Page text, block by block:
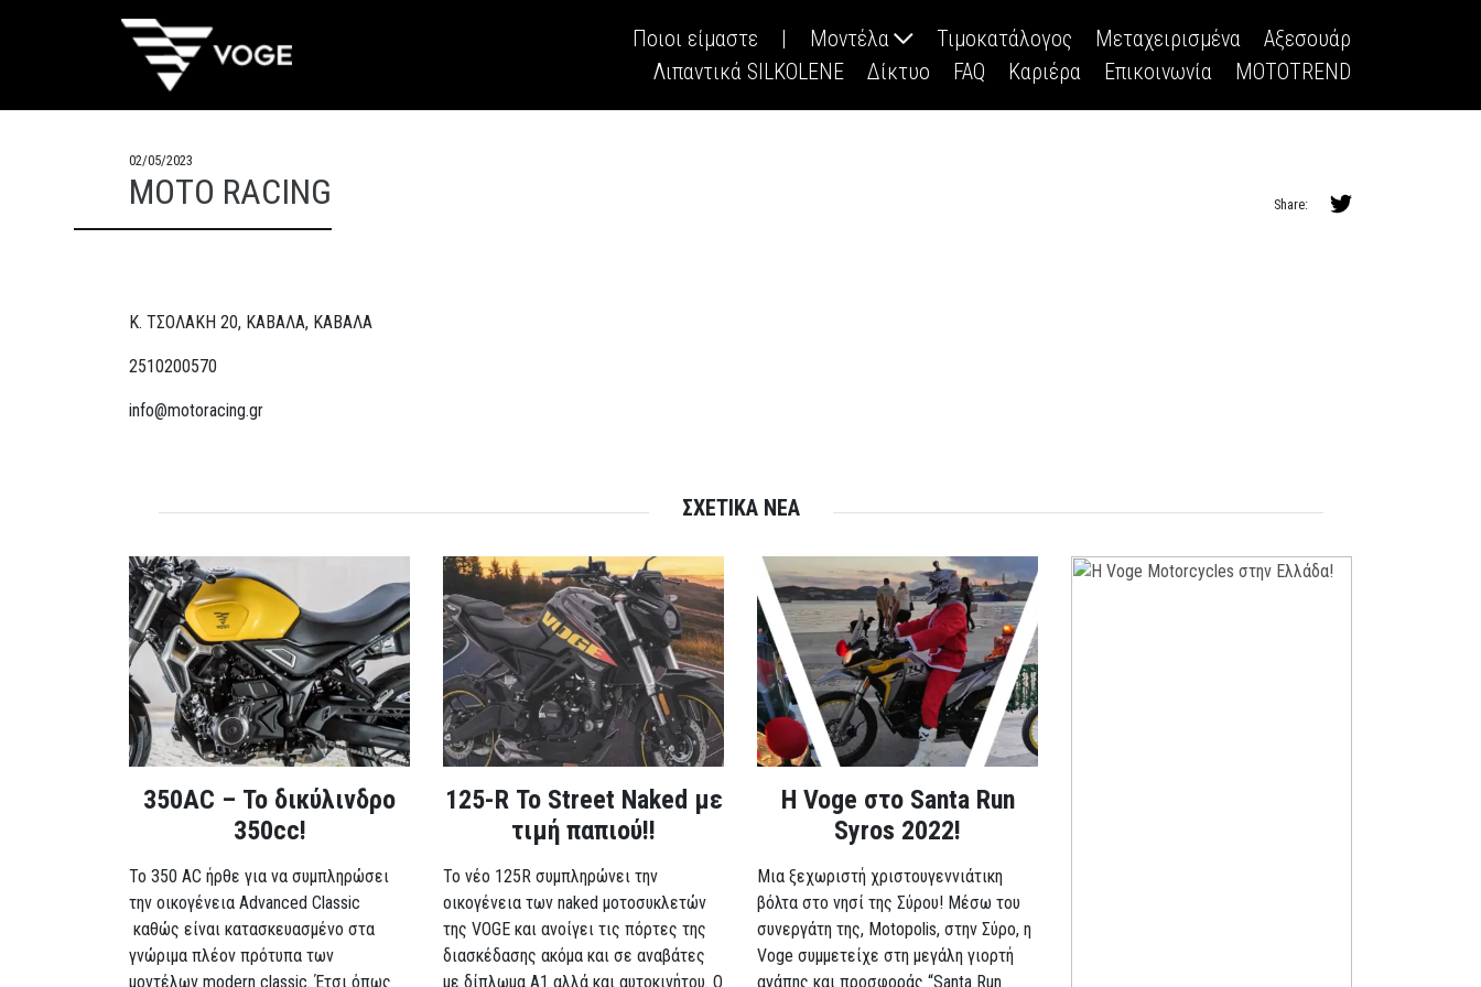
Ποιοι είμαστε | Μοντέλα Τιμοκατάλογος Μεταχειρισμένα
Αξεσουάρ
Λιπαντικά SILKOLENE
Δίκτυο FAQ Καριέρα Επικοινωνία MOTOTREND
02/05/2023
MOTO RACING Share:
Κ. ΤΣΟΛΑΚΗ 20, ΚΑΒΑΛΑ, ΚΑΒΑΛΑ
2510200570
info@motoracing.gr
ΣΧΕΤΙΚΑ ΝΕΑ
350AC – Το δικύλινδρο
350cc!
To 350 AC ήρθε για να συμπληρώσει
την οικογένεια Advanced Classic
καθώς είναι κατασκευασμένο στα
γνώριμα πλέον πρότυπα των
μοντέλων modern classic. Έτσι όπως
125-R Το Street Naked με
τιμή παπιού!!
Το νέο 125R συμπληρώνει την
οικογένεια των naked μοτοσυκλετών
της VOGE και ανοίγει τις πόρτες της
διασκέδασης ακόμα και σε αναβάτες
με δίπλωμα A1 αλλά και αυτοκινήτου. Ο
Η Voge στο Santa Run
Syros 2022!
Μια ξεχωριστή χριστουγεννιάτικη
βόλτα στο νησί της Σύρου! Μέσω του
συνεργάτη της, Motopolis, στην Σύρο, η
Voge συμμετείχε στη μεγάλη γιορτή
αγάπης και προσφοράς “Santa Run